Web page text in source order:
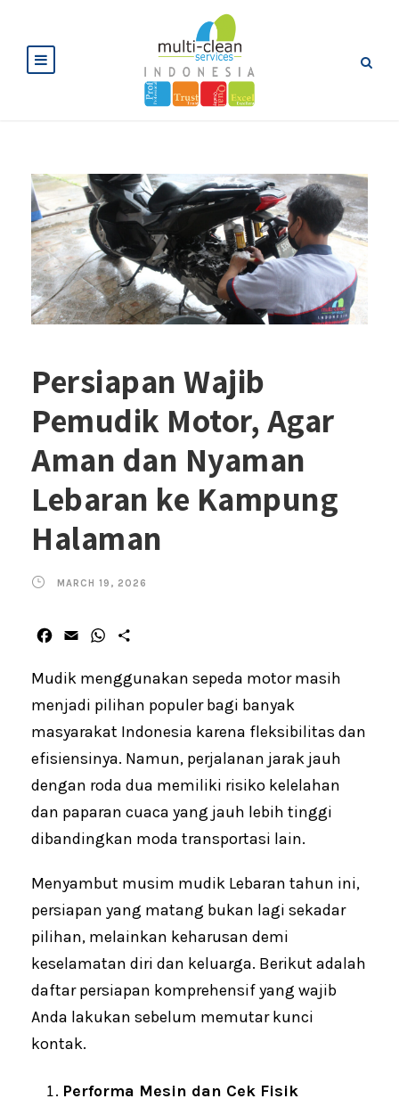
Persiapan Wajib
Pemudik Motor, Agar
Aman dan Nyaman
Lebaran ke Kampung
Halaman
MARCH 19, 2026
c
b
o
o
a
l
W
a
s
A
p
a
e
Mudik menggunakan sepeda motor masih
menjadi pilihan populer bagi banyak
masyarakat Indonesia karena fleksibilitas dan
efisiensinya. Namun, perjalanan jarak jauh
dengan roda dua memiliki risiko kelelahan
dan paparan cuaca yang jauh lebih tinggi
dibandingkan moda transportasi lain.
Menyambut musim mudik Lebaran tahun ini,
persiapan yang matang bukan lagi sekadar
pilihan, melainkan keharusan demi
keselamatan diri dan keluarga. Berikut adalah
daftar persiapan komprehensif yang wajib
Anda lakukan sebelum memutar kunci
kontak.
Performa Mesin dan Cek Fisik